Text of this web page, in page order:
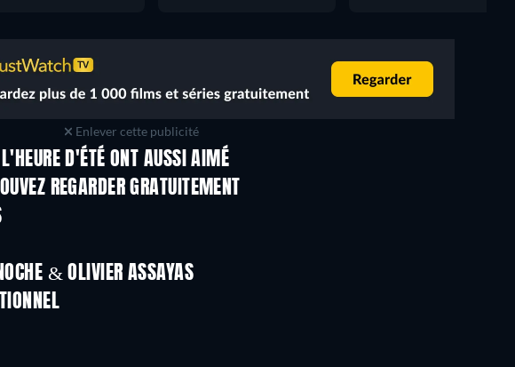
Enlever cette publicité
D'ÉTÉ ONT AUSSI AIMÉ
REGARDER GRATUITEMENT
& OLIVIER ASSAYAS